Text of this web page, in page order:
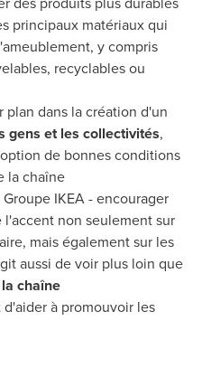
principaux matériaux qui
y compris
recyclables ou
dans la création d'un
gens et les collectivités,
de bonnes conditions
la chaîne
IKEA - encourager
l'accent non seulement sur
mais également sur les
aussi de voir plus loin que
chaîne
d'aider à promouvoir les